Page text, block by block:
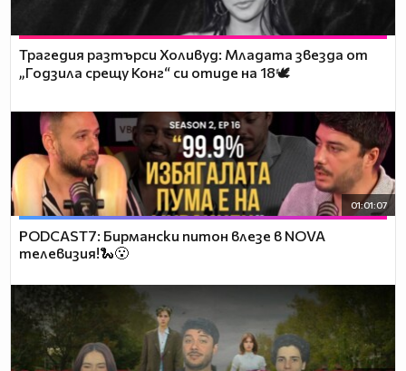
Трагедия разтърси Холивуд: Младата звезда от
„Годзила срещу Конг“ си отиде на 18🕊️
01:01:07
PODCAST7: Бирмански питон влезе в NOVA
телевизия!🐍😮